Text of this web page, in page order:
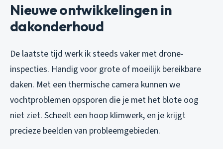
Nieuwe ontwikkelingen in
dakonderhoud
De laatste tijd werk ik steeds vaker met drone-
inspecties. Handig voor grote of moeilijk bereikbare
daken. Met een thermische camera kunnen we
vochtproblemen opsporen die je met het blote oog
niet ziet. Scheelt een hoop klimwerk, en je krijgt
precieze beelden van probleemgebieden.